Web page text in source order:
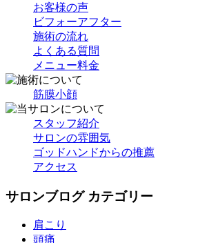
お客様の声
ビフォーアフター
施術の流れ
よくある質問
メニュー料金
筋膜小顔
スタッフ紹介
サロンの雰囲気
ゴッドハンドからの推薦
アクセス
サロンブログ カテゴリー
肩こり
頭痛